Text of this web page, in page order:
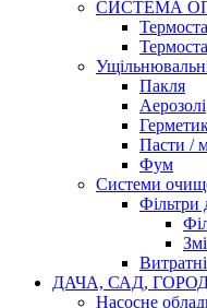
СИСТЕМА
Пакля
Аерозолі
Пасти /
Фум
Системи
Фільтри
ДАЧА, САД,
Насосне